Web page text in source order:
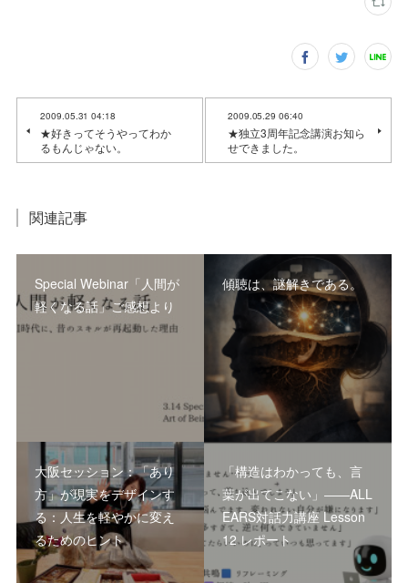
2009.05.31 04:18
★好きってそうやってわか
るもんじゃない。
2009.05.29 06:40
★独立3周年記念講演お知ら
せできました。
関連記事
Special Webinar「人間が
軽くなる話」ご感想より
傾聴は、謎解きである。
大阪セッション：「あり
方」が現実をデザインす
る：人生を軽やかに変え
るためのヒント
「構造はわかっても、言
葉が出てこない」――ALL
EARS対話力講座 Lesson
12 レポート